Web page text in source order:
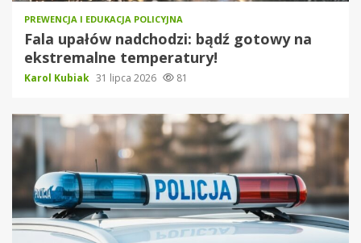
PREWENCJA I EDUKACJA POLICYJNA
Fala upałów nadchodzi: bądź gotowy na
ekstremalne temperatury!
Karol Kubiak 31 lipca 2026 81